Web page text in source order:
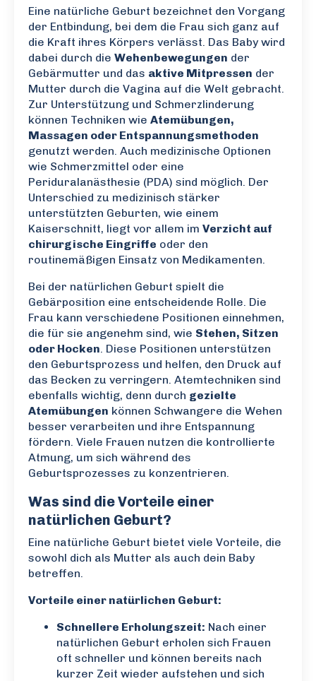
Eine natürliche Geburt bezeichnet den Vorgang
der Entbindung, bei dem die Frau sich ganz auf
die Kraft ihres Körpers verlässt. Das Baby wird
dabei durch die Wehenbewegungen der
Gebärmutter und das aktive Mitpressen der
Mutter durch die Vagina auf die Welt gebracht.
Zur Unterstützung und Schmerzlinderung
können Techniken wie Atemübungen,
Massagen oder Entspannungsmethoden
genutzt werden. Auch medizinische Optionen
wie Schmerzmittel oder eine
Periduralanästhesie (PDA) sind möglich. Der
Unterschied zu medizinisch stärker
unterstützten Geburten, wie einem
Kaiserschnitt, liegt vor allem im Verzicht auf
chirurgische Eingriffe oder den
routinemäßigen Einsatz von Medikamenten.
Bei der natürlichen Geburt spielt die
Gebärposition eine entscheidende Rolle. Die
Frau kann verschiedene Positionen einnehmen,
die für sie angenehm sind, wie Stehen, Sitzen
oder Hocken . Diese Positionen unterstützen
den Geburtsprozess und helfen, den Druck auf
das Becken zu verringern. Atemtechniken sind
ebenfalls wichtig, denn durch gezielte
Atemübungen können Schwangere die Wehen
besser verarbeiten und ihre Entspannung
fördern. Viele Frauen nutzen die kontrollierte
Atmung, um sich während des
Geburtsprozesses zu konzentrieren.
Was sind die Vorteile einer
natürlichen Geburt?
Eine natürliche Geburt bietet viele Vorteile, die
sowohl dich als Mutter als auch dein Baby
betreffen.
Vorteile einer natürlichen Geburt:
Schnellere Erholungszeit: Nach einer
natürlichen Geburt erholen sich Frauen
oft schneller und können bereits nach
kurzer Zeit wieder aufstehen und sich